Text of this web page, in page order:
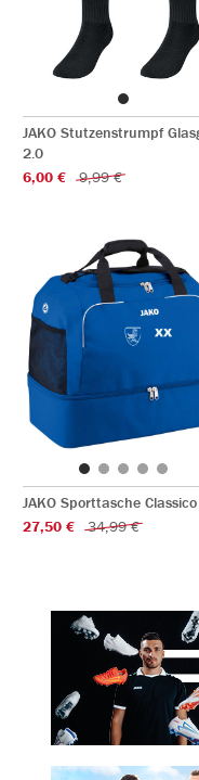
JAKO Stutzenstrumpf
2.0
6,00 €
9,99 €
JAKO Sporttasche Classico
27,50 €
34,99 €